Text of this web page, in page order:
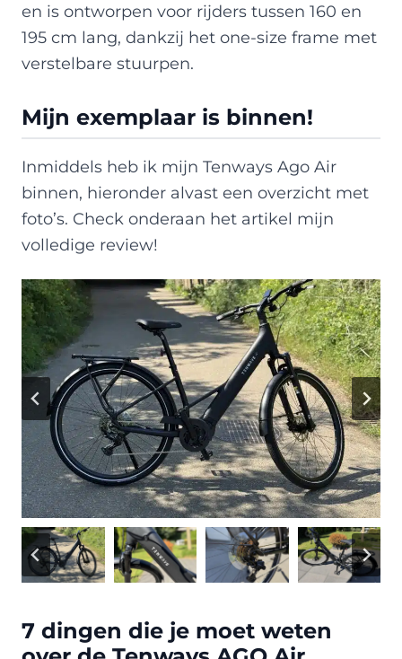
en is ontworpen voor rijders tussen 160 en
195 cm lang, dankzij het one-size frame met
verstelbare stuurpen.
Mijn exemplaar is binnen!
Inmiddels heb ik mijn Tenways Ago Air
binnen, hieronder alvast een overzicht met
foto’s. Check onderaan het artikel mijn
volledige review!
7 dingen die je moet weten